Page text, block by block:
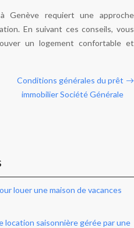
Genève requiert une approche
En suivant ces conseils, vous
un logement confortable et
Conditions générales du prêt
immobilier Société Générale
louer une maison de vacances
location saisonnière gérée par une